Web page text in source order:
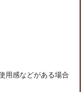
用感などがある場合